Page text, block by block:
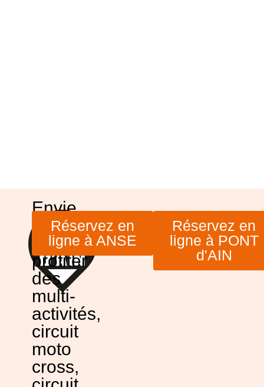
Envie
venir
profiter
des
multi-
activités,
circuit
moto
cross,
Réservez en
ligne à ANSE
Réservez en
ligne à PONT
d'AIN